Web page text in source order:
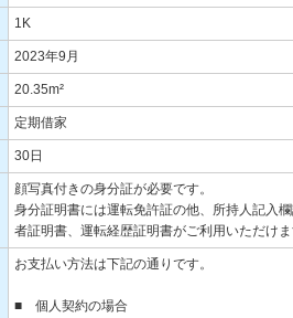
1K
2023年9月
20.35m²
定期借家
30日
顔写真付きの身分証が必要です。
身分証明書には運転免許証の他、所持人記入
者証明書、運転経歴証明書がご利用いただけ
お支払い方法は下記の通りです。
■ 個人契約の場合